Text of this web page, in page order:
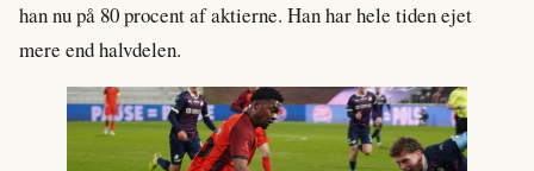
han nu på 80 procent af aktierne. Han har hele tiden ejet
mere end halvdelen.